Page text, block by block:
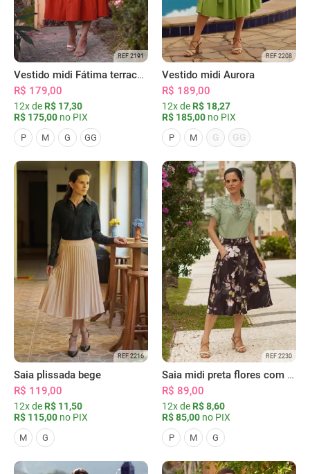
REF 2191
Vestido midi Fátima terracota
R$ 179,00
12x de R$ 17,30
R$ 175,00 no PIX
P M G GG
REF 2208
Vestido midi Aurora
R$ 189,00
12x de R$ 18,27
R$ 185,00 no PIX
P M G GG
REF 2216
Saia plissada bege
R$ 119,00
12x de R$ 11,50
R$ 115,00 no PIX
M G
REF 2230
Saia midi preta flores com bolsos
R$ 89,00
12x de R$ 8,60
R$ 85,00 no PIX
P M G